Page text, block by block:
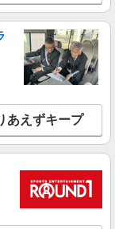
細を見る
給1,250円 ◆支払い
月15日払い
らぽーと立川立飛
あえずキープ